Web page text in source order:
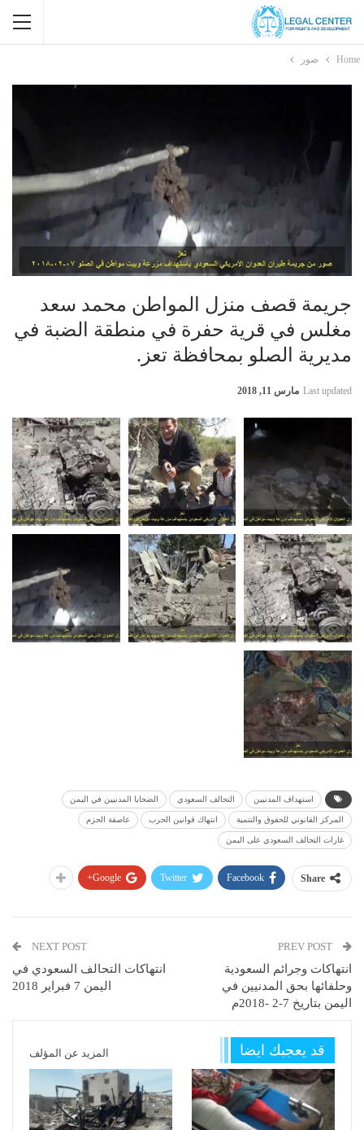
Home صور
جريمة قصف منزل المواطن محمد سعد
مغلس في قرية حفرة في منطقة الضبة في
مديرية الصلو بمحافظة تعز.
Last updated مارس 11, 2018
استهداف المدنيين التحالف السعودي الضحايا المدنيين في اليمن
المركز القانوني للحقوق والتنمية انتهاك قوانين الحرب عاصفة الحزم
غارات التحالف السعودي على اليمن
Share
Facebook
Twitter
Google+
انتهاكات وجرائم السعودية
وحلفائها بحق المدنيين في
اليمن بتاريخ 7-2 -2018م
NEXT POST
انتهاكات التحالف السعودي في
اليمن 7 فبراير 2018
قد يعجبك ايضا المزيد عن المؤلف